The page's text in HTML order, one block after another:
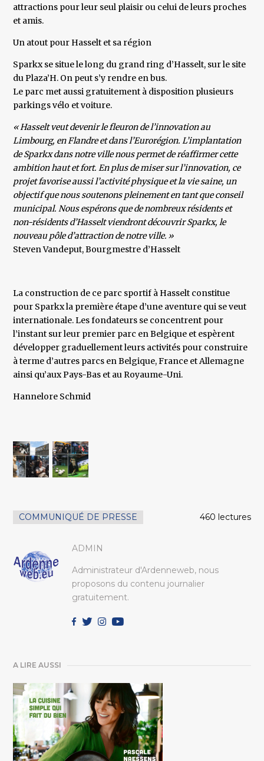
attractions pour leur seul plaisir ou celui de leurs proches
et amis.
Un atout pour Hasselt et sa région
Sparkx se situe le long du grand ring d’Hasselt, sur le site
du Plaza’H. On peut s’y rendre en bus.
Le parc met aussi gratuitement à disposition plusieurs
parkings vélo et voiture.
« Hasselt veut devenir le fleuron de l’innovation au
Limbourg, en Flandre et dans l’Eurorégion. L’implantation
de Sparkx dans notre ville nous permet de réaffirmer cette
ambition haut et fort. En plus de miser sur l’innovation, ce
projet favorise aussi l’activité physique et la vie saine, un
objectif que nous soutenons pleinement en tant que conseil
municipal. Nous espérons que de nombreux résidents et
non-résidents d’Hasselt viendront découvrir Sparkx, le
nouveau pôle d’attraction de notre ville. »
​Steven Vandeput, Bourgmestre d’Hasselt
La construction de ce parc sportif à Hasselt constitue
pour Sparkx la première étape d’une aventure qui se veut
internationale. Les fondateurs se concentrent pour
l’instant sur leur premier parc en Belgique et espèrent
développer graduellement leurs activités pour construire
à terme d’autres parcs en Belgique, France et Allemagne
ainsi qu’aux Pays-Bas et au Royaume-Uni.
Hannelore Schmid
COMMUNIQUÉ DE PRESSE 460 lectures
ADMIN
Administrateur d'Ardenneweb, nous
proposons du contenu journalier
gratuitement.
A LIRE AUSSI